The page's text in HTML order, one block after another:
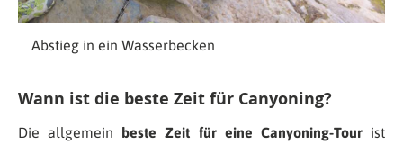
Abstieg in ein Wasserbecken
Wann ist die beste Zeit für Canyoning?
Die allgemein beste Zeit für eine Canyoning-Tourist